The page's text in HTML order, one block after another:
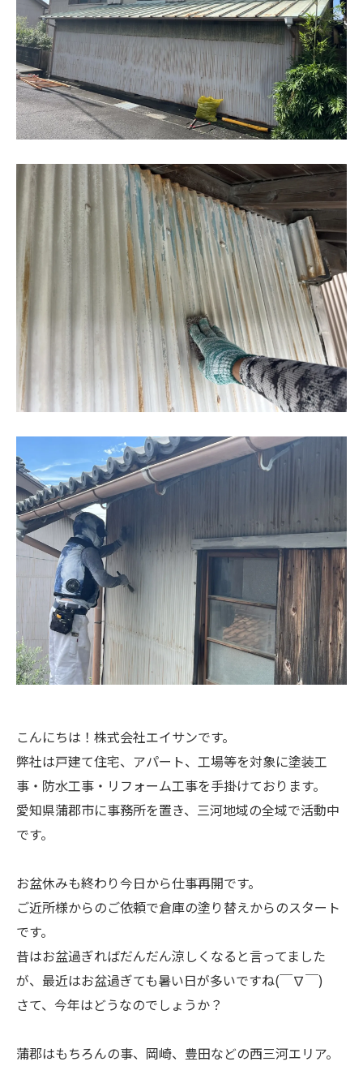
こんにちは！株式会社エイサンです。
弊社は戸建て住宅、アパート、工場等を対象に塗装工
事・防水工事・リフォーム工事を手掛けております。
愛知県蒲郡市に事務所を置き、三河地域の全域で活動中
です。
お盆休みも終わり今日から仕事再開です。
ご近所様からのご依頼で倉庫の塗り替えからのスタート
です。
昔はお盆過ぎればだんだん涼しくなると言ってました
が、最近はお盆過ぎても暑い日が多いですね(￣∇￣)
さて、今年はどうなのでしょうか？
蒲郡はもちろんの事、岡崎、豊田などの西三河エリア。